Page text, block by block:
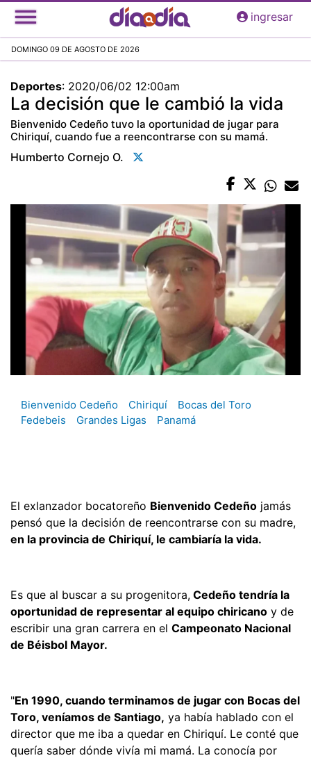
Pasar
al
principal
ingresar
DOMINGO 09 DE AGOSTO DE 2026
Deportes: 2020/06/02 12:00am
La decisión que le cambió la vida
Bienvenido Cedeño tuvo la oportunidad de jugar para
Chiriquí, cuando fue a reencontrarse con su mamá.
Humberto Cornejo O.
Bienvenido Cedeño Chiriquí
Bocas del Toro
Fedebeis
Grandes Ligas Panamá
El exlanzador bocatoreño Bienvenido Cedeño jamás
pensó que la decisión de reencontrarse con su madre,
en la provincia de Chiriquí, le cambiaría la vida.
Es que al buscar a su progenitora, Cedeño tendría la
oportunidad de representar al equipo chiricano y de
escribir una gran carrera en el Campeonato Nacional
de Béisbol Mayor.
"En 1990, cuando terminamos de jugar con Bocas del
Toro, veníamos de Santiago, ya había hablado con el
director que me iba a quedar en Chiriquí. Le conté que
quería saber dónde vivía mi mamá. La conocía por